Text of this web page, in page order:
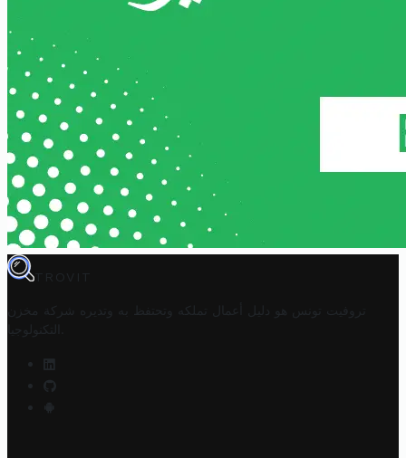
TROVIT
تروفيت تونس هو دليل أعمال تملكه وتحتفظ به وتديره
شركة مخزن
التكنولوجيا